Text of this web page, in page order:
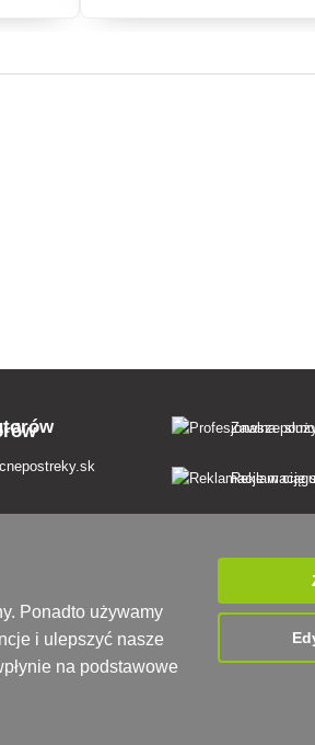
Zawsze
Reklamacje
Dostawa w
piątku
Ponadto używamy
i ulepszyć nasze
na podstawowe